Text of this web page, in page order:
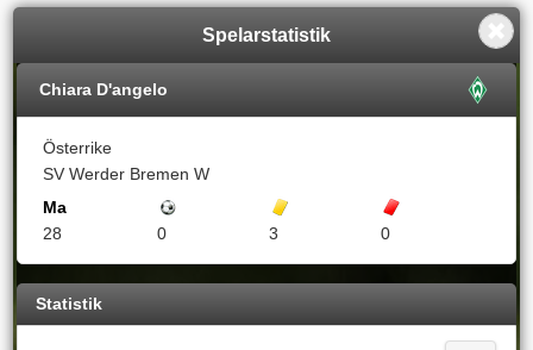
Spelarstatistik
Chiara D'angelo
Österrike
SV Werder Bremen W
Ma
28
0 3 0
Statistik